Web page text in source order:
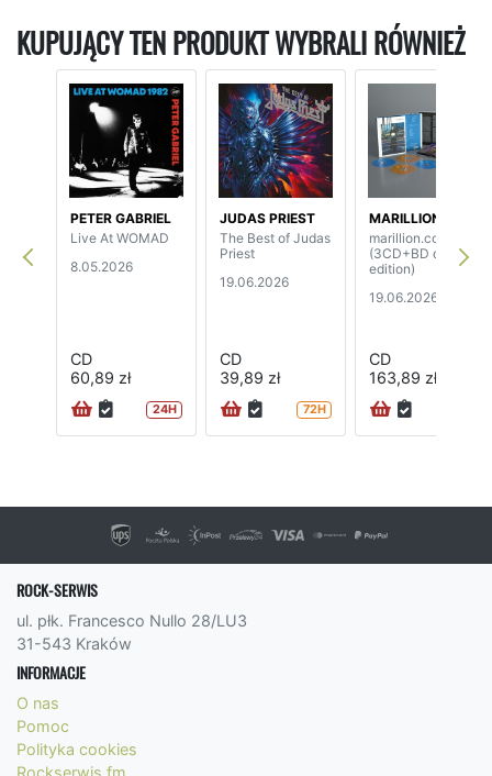
KUPUJĄCY TEN PRODUKT WYBRALI RÓWNIEŻ
PETER GABRIEL
Live At WOMAD
8.05.2026
CD
60,89 zł
24H
JUDAS PRIEST
The Best of Judas
Priest
19.06.2026
CD
39,89 zł
72H
MARILLION
marillion.com
(3CD+BD deluxe
edition)
19.06.2026
CD
163,89 zł
ROCK-SERWIS
ul. płk. Francesco Nullo 28/LU3
31-543 Kraków
INFORMACJE
O nas
Pomoc
Polityka cookies
Rockserwis.fm